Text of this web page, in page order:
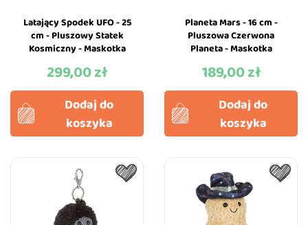
Latający Spodek UFO - 25
cm - Pluszowy Statek
Kosmiczny - Maskotka
Cena
299,00 zł
Dodaj do
koszyka
Planeta Mars - 16 cm -
Pluszowa Czerwona
Planeta - Maskotka
Cena
189,00 zł
Dodaj do
koszyka